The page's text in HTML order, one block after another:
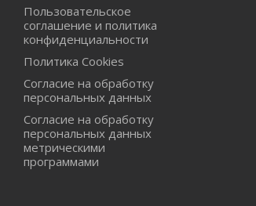
Пользовательское
соглашение и политика
конфиденциальности
Политика Cookies
Согласие на обработку
персональных данных
Согласие на обработку
персональных данных
метрическими
программами